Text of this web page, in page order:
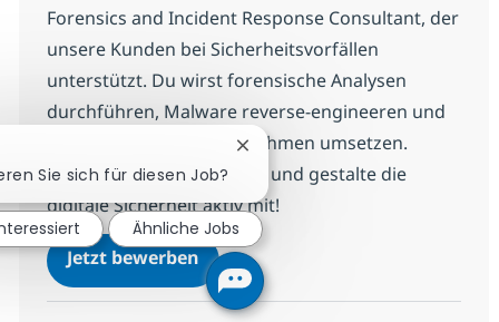
Forensics and Incident Response Consultant, der
unsere Kunden bei Sicherheitsvorfällen
unterstützt. Du wirst forensische Analysen
durchführen, Malware reverse-engineeren und
Incident Response Maßnahmen umsetzen.
Werde Teil unseres Teams und gestalte die
digitale Sicherheit aktiv mit!
Jetzt bewerbenSenior Digital Forensics and
Speichern Senior Digital Forensics and
Sie sich für diesen Job?
Chatbot-Benachrichtigung
Ähnliche Jobs